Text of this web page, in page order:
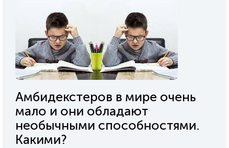
Амбидекстеров в мире очень
мало и они обладают
необычными способностями.
Какими?